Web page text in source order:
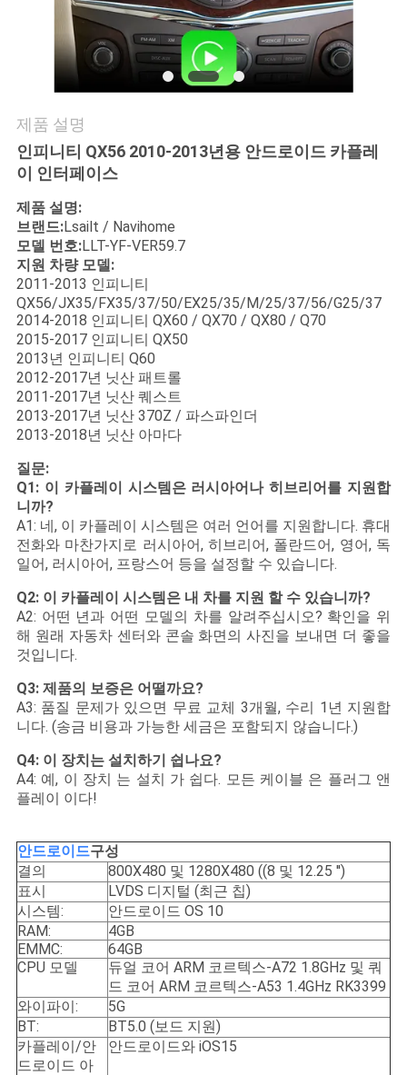
세
요
뉴
스
경
우
사
이
트
맵
PRIVACY
POLICY
제품 설명
인피니티 QX56 2010-2013년용 안드로이드 카플레
이 인터페이스
제품 설명:
브랜드:Lsailt / Navihome
모델 번호:LLT-YF-VER59.7
지원 차량 모델:
2011-2013 인피니티
QX56/JX35/FX35/37/50/EX25/35/M/25/37/56/G25/37
2014-2018 인피니티 QX60 / QX70 / QX80 / Q70
2015-2017 인피니티 QX50
2013년 인피니티 Q60
2012-2017년 닛산 패트롤
2011-2017년 닛산 퀘스트
2013-2017년 닛산 370Z / 파스파인더
2013-2018년 닛산 아마다
질문:
Q1: 이 카플레이 시스템은 러시아어나 히브리어를 지원합
니까?
A1: 네, 이 카플레이 시스템은 여러 언어를 지원합니다. 휴대
전화와 마찬가지로 러시아어, 히브리어, 폴란드어, 영어, 독
일어, 러시아어, 프랑스어 등을 설정할 수 있습니다.
Q2: 이 카플레이 시스템은 내 차를 지원 할 수 있습니까?
A2: 어떤 년과 어떤 모델의 차를 알려주십시오? 확인을 위
해 원래 자동차 센터와 콘솔 화면의 사진을 보내면 더 좋을
것입니다.
Q3: 제품의 보증은 어떨까요?
A3: 품질 문제가 있으면 무료 교체 3개월, 수리 1년 지원합
니다. (송금 비용과 가능한 세금은 포함되지 않습니다.)
Q4: 이 장치는 설치하기 쉽나요?
A4: 예, 이 장치 는 설치 가 쉽다. 모든 케이블 은 플러그 앤
플레이 이다!
안드로이드구성
결의
800X480 및 1280X480 ((8 및 12.25 ′′)
표시
LVDS 디지털 (최근 칩)
시스템:
안드로이드 OS 10
RAM:
4GB
EMMC:
64GB
CPU 모델
듀얼 코어 ARM 코르텍스-A72 1.8GHz 및 쿼
드 코어 ARM 코르텍스-A53 1.4GHz RK3399
와이파이:
5G
BT:
BT5.0 (보드 지원)
카플레이/안
드로이드 아
안드로이드와 iOS15